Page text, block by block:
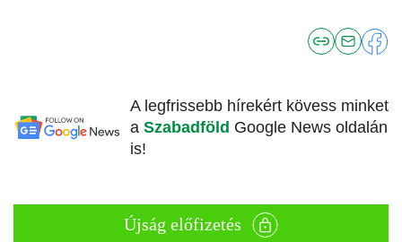
A legfrissebb hírekért kövess minket
a Szabadföld Google News oldalán
is!
Újság előfizetés